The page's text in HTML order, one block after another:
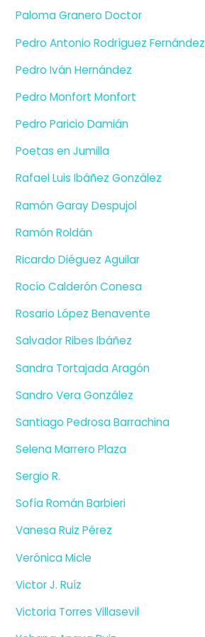
Paloma Granero Doctor
Pedro Antonio Rodríguez Fernández
Pedro Iván Hernández
Pedro Monfort Monfort
Pedro Paricio Damián
Poetas en Jumilla
Rafael Luis Ibáñez González
Ramón Garay Despujol
Ramón Roldán
Ricardo Diéguez Aguilar
Rocío Calderón Conesa
Rosario López Benavente
Salvador Ribes Ibáñez
Sandra Tortajada Aragón
Sandro Vera González
Santiago Pedrosa Barrachina
Selena Marrero Plaza
Sergio R.
Sofía Román Barbieri
Vanesa Ruiz Pérez
Verónica Micle
Victor J. Ruíz
Victoria Torres Villasevil